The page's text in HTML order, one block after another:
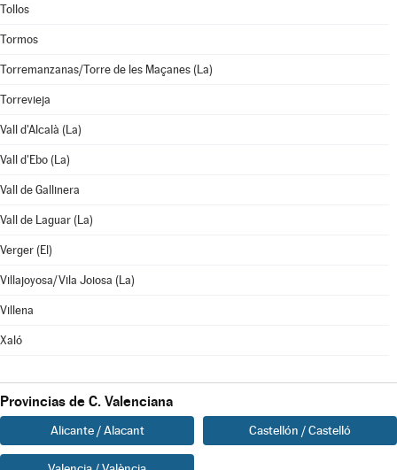
Tollos
Tormos
Torremanzanas/Torre de les Maçanes (La)
Torrevieja
Vall d'Alcalà (La)
Vall d'Ebo (La)
Vall de Gallinera
Vall de Laguar (La)
Verger (El)
Villajoyosa/Vila Joiosa (La)
Villena
Xaló
Provincias de C. Valenciana
Alicante / Alacant Castellón / Castelló